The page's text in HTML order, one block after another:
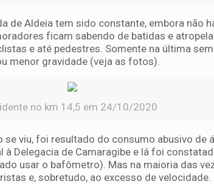
de Aldeia tem sido constante, embora não
ficam sabendo de batidas e
e até pedestres. Somente na última
menor gravidade (veja as fotos).
no km 14,5 em 24/10/2020
se viu, foi resultado do consumo abusivo de
Delegacia de Camaragibe e lá foi
usar o bafômetro). Mas na maioria das
e, sobretudo, ao excesso de velocidade.